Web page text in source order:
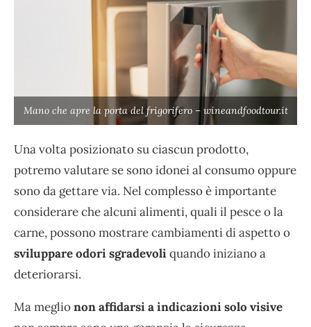
Mano che apre la porta del frigorifero – wineandfoodtour.it
Una volta posizionato su ciascun prodotto,
potremo valutare se sono idonei al consumo oppure
sono da gettare via. Nel complesso è importante
considerare che alcuni alimenti, quali il pesce o la
carne, possono mostrare cambiamenti di aspetto o
sviluppare odori sgradevoliquando iniziano a
deteriorarsi.
Ma meglionon affidarsi a indicazioni solo visive